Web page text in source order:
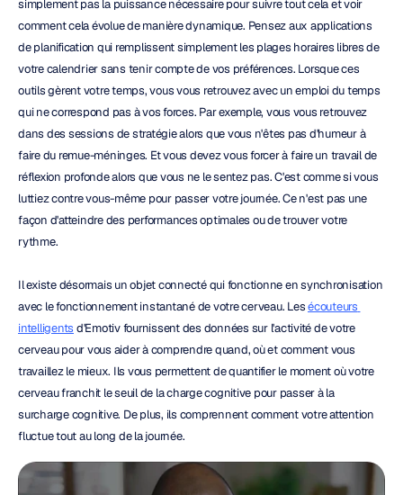
simplement pas la puissance nécessaire pour suivre tout cela et voir
comment cela évolue de manière dynamique. Pensez aux applications
de planification qui remplissent simplement les plages horaires libres de
votre calendrier sans tenir compte de vos préférences. Lorsque ces
outils gèrent votre temps, vous vous retrouvez avec un emploi du temps
qui ne correspond pas à vos forces. Par exemple, vous vous retrouvez
dans des sessions de stratégie alors que vous n'êtes pas d'humeur à
faire du remue-méninges. Et vous devez vous forcer à faire un travail de
réflexion profonde alors que vous ne le sentez pas. C'est comme si vous
luttiez contre vous-même pour passer votre journée. Ce n'est pas une
façon d'atteindre des performances optimales ou de trouver votre
rythme.
Il existe désormais un objet connecté qui fonctionne en synchronisation
avec le fonctionnement instantané de votre cerveau. Les écouteurs
intelligents d'Emotiv fournissent des données sur l'activité de votre
cerveau pour vous aider à comprendre quand, où et comment vous
travaillez le mieux. Ils vous permettent de quantifier le moment où votre
cerveau franchit le seuil de la charge cognitive pour passer à la
surcharge cognitive. De plus, ils comprennent comment votre attention
fluctue tout au long de la journée.